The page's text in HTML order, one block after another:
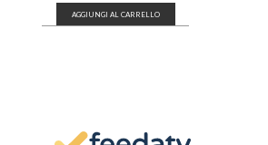
AGGIUNGI AL CARRELLO